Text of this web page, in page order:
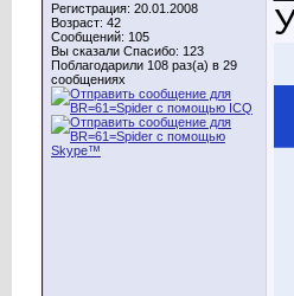
Регистрация: 20.01.2008
Возраст: 42
Сообщений: 105
Вы сказали Спасибо: 123
Поблагодарили 108 раз(а) в 29
сообщениях